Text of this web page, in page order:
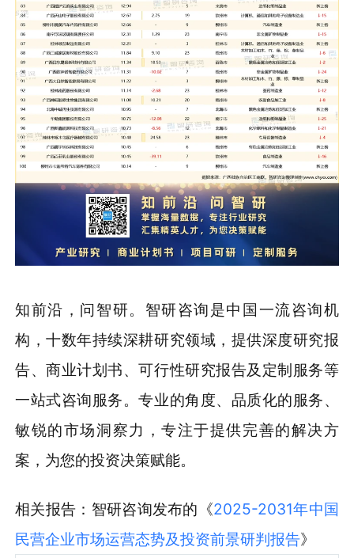
知前沿，问智研。智研咨询是中国一流咨询机
构，十数年持续深耕研究领域，提供深度研究报
告、商业计划书、可行性研究报告及定制服务等
一站式咨询服务。专业的角度、品质化的服务、
敏锐的市场洞察力，专注于提供完善的解决方
案，为您的投资决策赋能。
相关报告：智研咨询发布的《2025-2031年中国
民营企业市场运营态势及投资前景研判报告》